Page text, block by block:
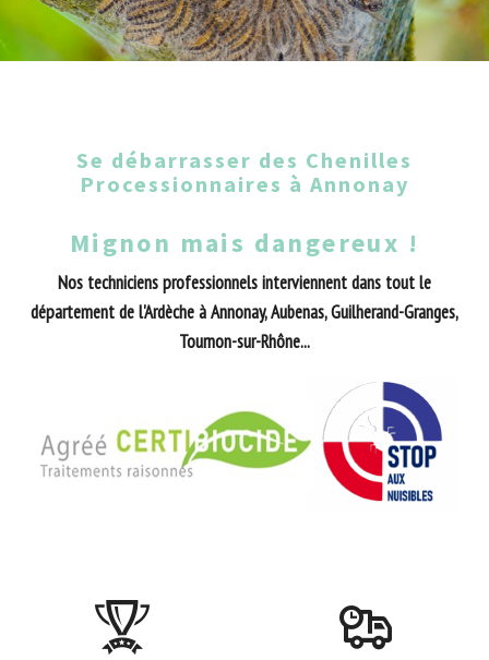
Se débarrasser des Chenilles
Processionnaires à Annonay
Mignon mais dangereux !
Nos techniciens professionnels interviennent dans tout le
département de l'Ardèche à Annonay, Aubenas, Guilherand-Granges,
Tournon-sur-Rhône...